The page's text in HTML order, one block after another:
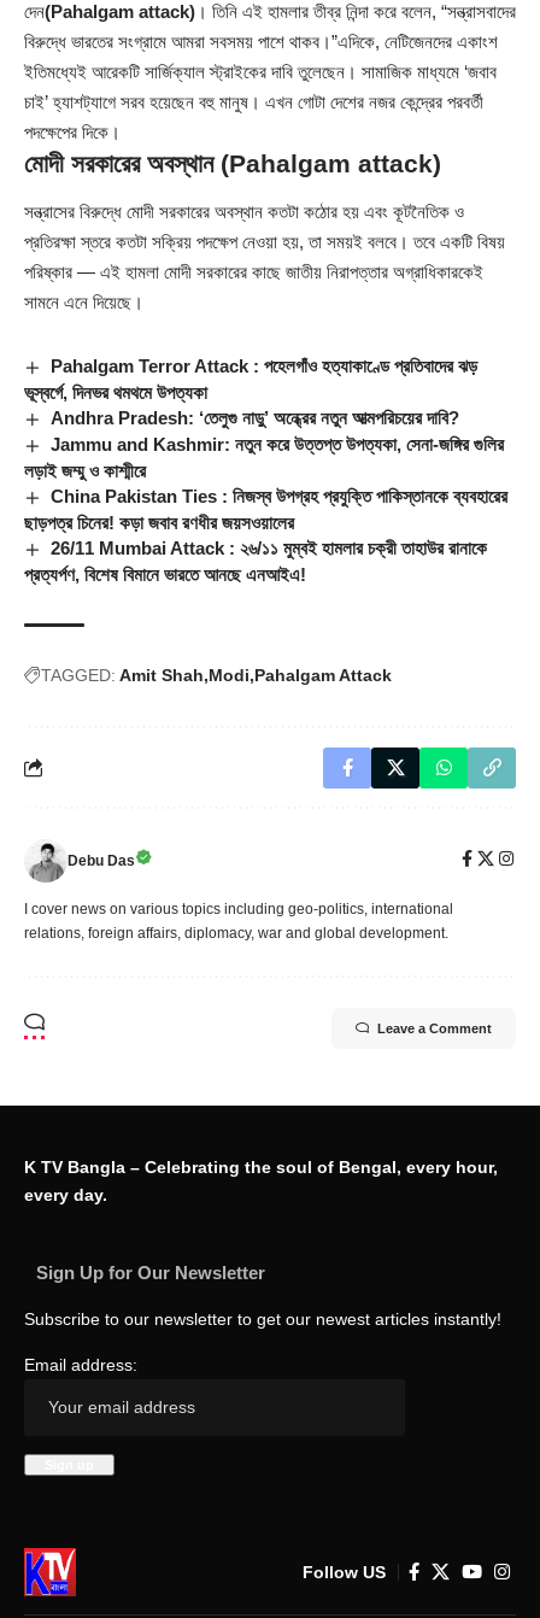
দেন(Pahalgam attack) । তিনি এই হামলার তীব্র নিন্দা করে বলেন, “সন্ত্রাসবাদের
বিরুদ্ধে ভারতের সংগ্রামে আমরা সবসময় পাশে থাকব।”এদিকে, নেটিজেনদের একাংশ
ইতিমধ্যেই আরেকটি সার্জিক্যাল স্ট্রাইকের দাবি তুলেছেন। সামাজিক মাধ্যমে ‘জবাব
চাই’ হ্যাশট্যাগে সরব হয়েছেন বহু মানুষ। এখন গোটা দেশের নজর কেন্দ্রের পরবর্তী
পদক্ষেপের দিকে।
মোদী সরকারের অবস্থান (Pahalgam attack)
সন্ত্রাসের বিরুদ্ধে মোদী সরকারের অবস্থান কতটা কঠোর হয় এবং কূটনৈতিক ও
প্রতিরক্ষা স্তরে কতটা সক্রিয় পদক্ষেপ নেওয়া হয়, তা সময়ই বলবে। তবে একটি বিষয়
পরিষ্কার — এই হামলা মোদী সরকারের কাছে জাতীয় নিরাপত্তার অগ্রাধিকারকেই
সামনে এনে দিয়েছে।
Pahalgam Terror Attack : পহেলগাঁও হত্যাকাণ্ডে প্রতিবাদের ঝড়
ভূস্বর্গে, দিনভর থমথমে উপত্যকা
Andhra Pradesh: ‘তেলুগু নাড়ু’ অন্ধ্রের নতুন আত্মপরিচয়ের দাবি?
Jammu and Kashmir: নতুন করে উত্তপ্ত উপত্যকা, সেনা-জঙ্গির গুলির
লড়াই জম্মু ও কাশ্মীরে
China Pakistan Ties : নিজস্ব উপগ্রহ প্রযুক্তি পাকিস্তানকে ব্যবহারের
ছাড়পত্র চিনের! কড়া জবাব রণধীর জয়সওয়ালের
26/11 Mumbai Attack : ২৬/১১ মুম্বই হামলার চক্রী তাহাউর রানাকে
প্রত্যর্পণ, বিশেষ বিমানে ভারতে আনছে এনআইএ!
TAGGED: Amit Shah Modi Pahalgam Attack
Debu Das
I cover news on various topics including geo-politics, international
relations, foreign affairs, diplomacy, war and global development.
Leave a Comment
K TV Bangla – Celebrating the soul of Bengal, every hour,
every day.
Sign Up for Our Newsletter
Subscribe to our newsletter to get our newest articles instantly!
Email address:
Follow US